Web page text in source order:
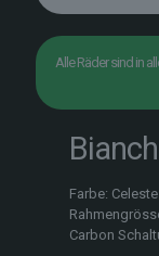
Alle Räder sind in
Farbe:
Carbon